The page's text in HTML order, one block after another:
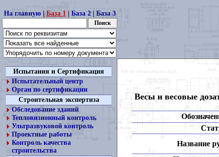
На главную| База 1| База 2| База 3
Испытания и Сертификация
Испытательный центр
Орган по сертификации
Строительная экспертиза
Обследование зданий
Тепловизионный контроль
Ультразвуковой контроль
Проектные работы
Контроль качества
строительства
Весы и весовые
Название